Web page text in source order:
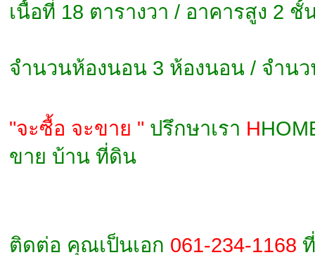
เนื้อที่ 18 ตารางวา / อาคารสูง 2 ชั้
จำนวนห้องนอน 3 ห้องนอน / จำน
"จะซื้อ จะขาย " ปรึกษาเรา H
ขาย บ้าน ที่ดิน
ติดต่อ คุณเป็นเอก 061-234-1168